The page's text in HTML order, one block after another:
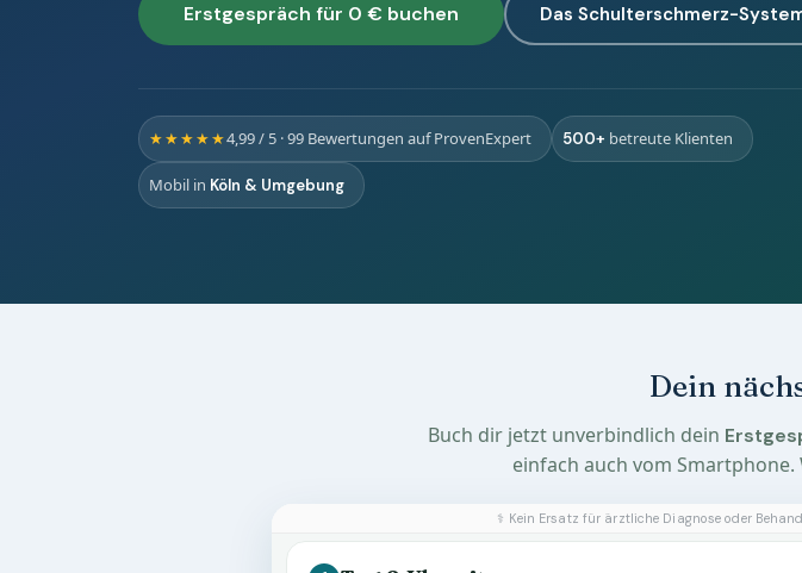
Erstgespräch für 0 € buchen Das Schulterschmerz-
★★★★★4,99 / 5 · 99 Bewertungen auf ProvenExpert 500+ betreute Klienten
Mobil in Köln & Umgebung
Dein
Buch dir jetzt unverbindlich dein
einfach auch vom